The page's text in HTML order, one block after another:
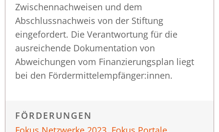
Zwischennachweisen und dem
Abschlussnachweis von der Stiftung
eingefordert. Die Verantwortung für die
ausreichende Dokumentation von
Abweichungen vom Finanzierungsplan liegt
bei den Fördermittelempfänger:innen.
FÖRDERUNGEN